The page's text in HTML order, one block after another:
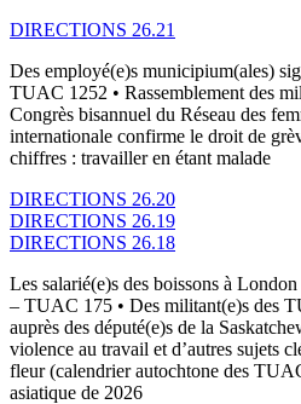
DIRECTIONS 26.21
Des employé(e)s municipium(ales)
TUAC 1252 • Rassemblement des
Congrès bisannuel du Réseau des
internationale confirme le droit de
chiffres : travailler en étant malade
DIRECTIONS 26.20
DIRECTIONS 26.19
DIRECTIONS 26.18
Les salarié(e)s des boissons à
– TUAC 175 • Des militant(e)s des
auprès des député(e)s de la
violence au travail et d’autres sujets
fleur (calendrier autochtone des
asiatique de 2026